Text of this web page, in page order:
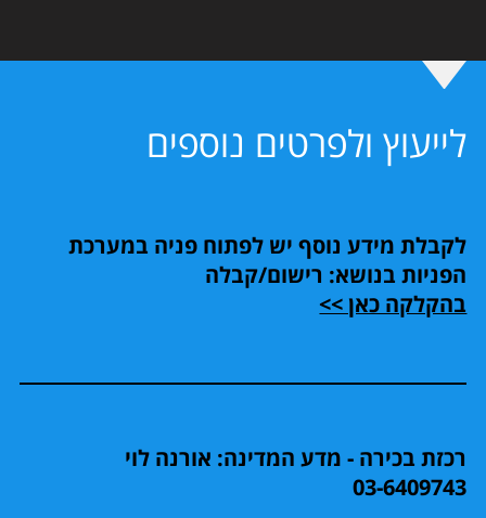
לייעוץ ולפרטים נוספים
לקבלת מידע נוסף יש לפתוח פניה במערכת
הפניות בנושא: רישום/קבלה
בהקלקה כאן >>
רכזת בכירה - מדע המדינה: אורנה לוי
03-6409743